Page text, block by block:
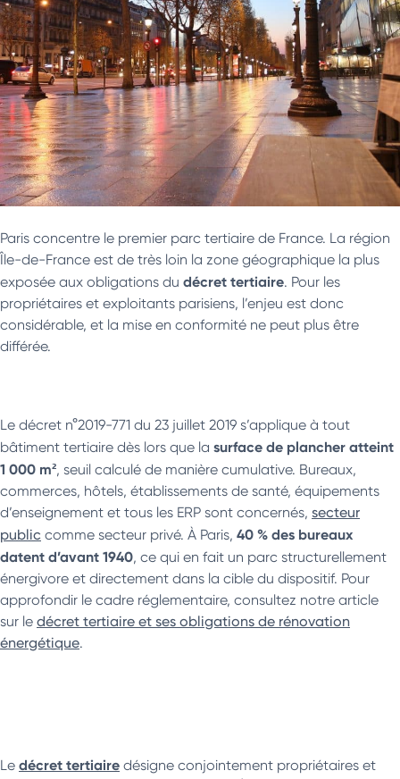
Paris concentre le premier parc tertiaire de France. La région
Île-de-France est de très loin la zone géographique la plus
exposée aux obligations du décret tertiaire. Pour les
propriétaires et exploitants parisiens, l’enjeu est donc
considérable, et la mise en conformité ne peut plus être
différée.
Le décret n°2019-771 du 23 juillet 2019 s’applique à tout
bâtiment tertiaire dès lors que la surface de plancher atteint
1 000 m², seuil calculé de manière cumulative. Bureaux,
commerces, hôtels, établissements de santé, équipements
d’enseignement et tous les ERP sont concernés, secteur
public comme secteur privé. À Paris, 40 % des bureaux
datent d’avant 1940, ce qui en fait un parc structurellement
énergivore et directement dans la cible du dispositif. Pour
approfondir le cadre réglementaire, consultez notre article
sur le décret tertiaire et ses obligations de rénovation
énergétique.
Le décret tertiaire désigne conjointement propriétaires et